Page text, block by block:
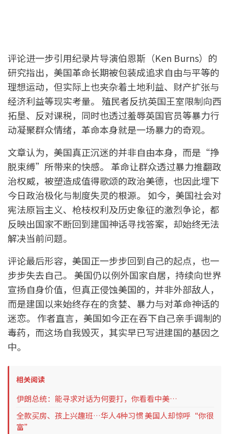
评论进一步引用纪录片导演伯恩斯（Ken Burns）的
研究指出，美国革命长期被包装成追求自由与平等的
理想运动，但实际上也夹杂着土地利益、财产扩张与
经济利益等现实考量。 殖民者反抗英国王室限制向西
拓垦、反对课税，同时也透过羞辱英国官员等暴力行
动凝聚群众情绪，革命本身就是一场暴力的奇观。
文章认为，美国真正沉迷的并非自由本身，而是“挣
脱束缚”所带来的快感。 革命让群众透过暴力推翻政
治权威，被塑造成值得歌颂的政治美德，也因此埋下
今日政治极化与制度失灵的根源。 如今，美国社会对
宪法原旨主义、枪枝权利及历史象征的激烈争论，都
反映出国家不断回到建国神话寻找答案，却始终无法
解决当前问题。
评论最后形容，美国正一步步回到自己的起点，也一
步步失去自己。 美国仍以例外国家自居，持续向世界
宣扬自身价值，但真正侵蚀美国的，并非外部敌人，
而是建国以来始终存在的贪婪、暴力与对革命神话的
迷恋。 作者直言，美国如今正在吞下自己亲手调制的
毒药，而这场自我毁灭，其实早已写进建国的基因之
中。
相关阅读
伊朗总统：能寻求对话为何要打，你看看中美…
全款买房、孩上兴趣班…华人4种习惯 美国人却惊呼“你很
富”